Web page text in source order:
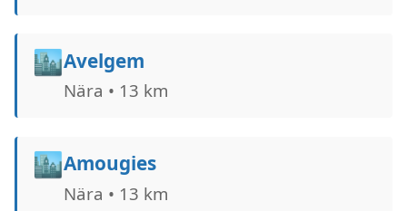
🏙️Avelgem
Nära • 13 km
🏙️Amougies
Nära • 13 km